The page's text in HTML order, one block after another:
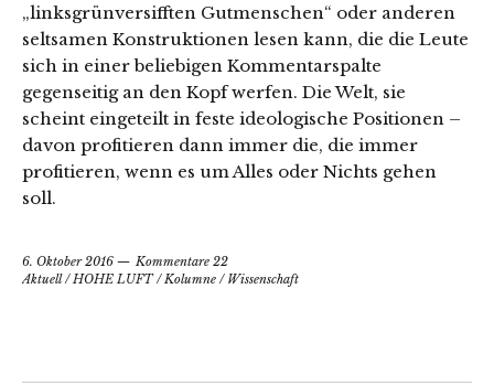
„linksgrünversifften Gutmenschen“ oder anderen
seltsamen Konstruktionen lesen kann, die die Leute
sich in einer beliebigen Kommentarspalte
gegenseitig an den Kopf werfen. Die Welt, sie
scheint eingeteilt in feste ideologische Positionen –
davon profitieren dann immer die, die immer
profitieren, wenn es um Alles oder Nichts gehen
soll.
6. Oktober 2016
Kommentare 22
Aktuell/HOHE LUFT/Kolumne / Wissenschaft